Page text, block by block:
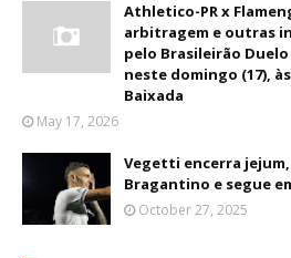
Athletico-PR x
arbitragem e outras
pelo Brasileirão
neste domingo (17),
Baixada
May 17, 2026
Vegetti encerra jejum,
Bragantino e segue
October 27, 2025